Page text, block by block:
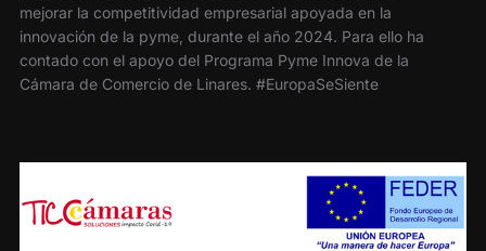
mejorar la competitividad empresarial apoyada en la
innovación de la pyme, durante el año 2024. Para ello ha
contado con el apoyo del Programa Pyme Innova de la
Cámara de Comercio de Linares. #EuropaSeSiente